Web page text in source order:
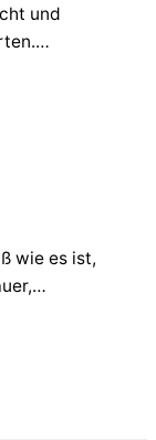
und
wie es ist,